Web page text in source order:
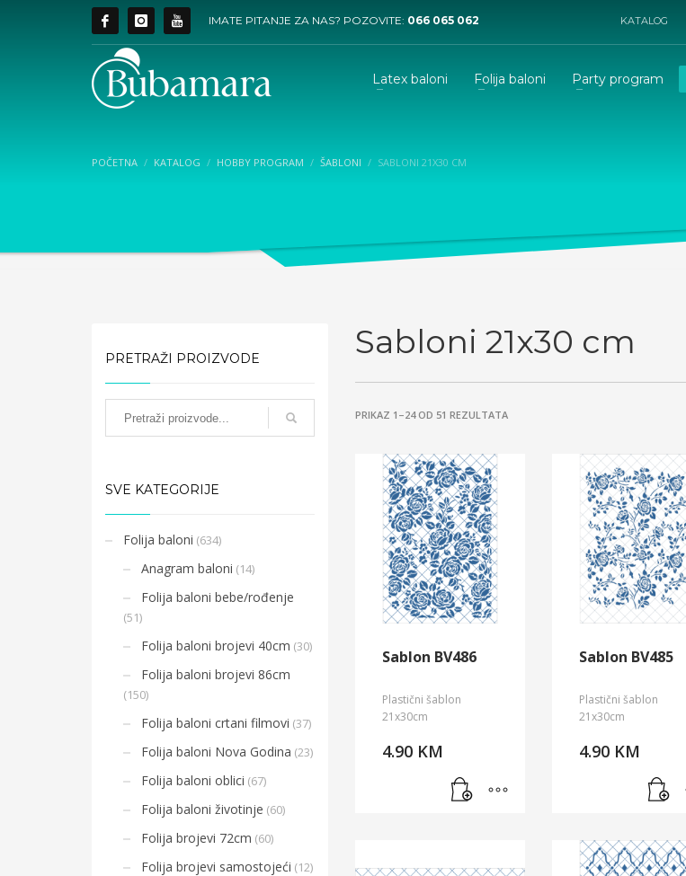
IMATE PITANJE ZA NAS? POZOVITE: 066 065 062 KATALOG
Latex baloni Folija baloni Party program
POČETNA KATALOG HOBBY PROGRAM ŠABLONI SABLONI 21X30 CM
Sabloni 21x30 cm
PRIKAZ 1–24 OD 51 REZULTATASORTED
Sablon BV486
Plastični šablon
21x30cm
4.90 KM
Sablon BV485
Plastični šablon
21x30cm
4.90 KM
PRETRAŽI PROIZVODE
SVE KATEGORIJE
Folija baloni (634)
Anagram baloni (14)
Folija baloni bebe/rođenje
(51)
Folija baloni brojevi 40cm (30)
Folija baloni brojevi 86cm
(150)
Folija baloni crtani filmovi (37)
Folija baloni Nova Godina (23)
Folija baloni oblici (67)
Folija baloni životinje (60)
Folija brojevi 72cm (60)
Folija brojevi samostojeći (12)